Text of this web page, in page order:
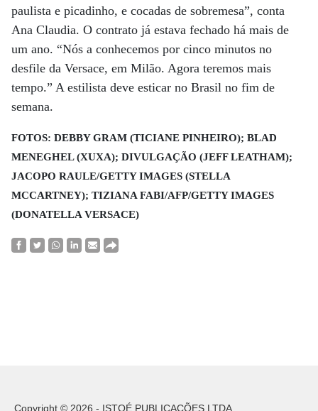
paulista e picadinho, e cocadas de sobremesa”, conta
Ana Claudia. O contrato já estava fechado há mais de
um ano. “Nós a conhecemos por cinco minutos no
desfile da Versace, em Milão. Agora teremos mais
tempo.” A estilista deve esticar no Brasil no fim de
semana.
FOTOS: DEBBY GRAM (TICIANE PINHEIRO); BLAD
MENEGHEL (XUXA); DIVULGAÇÃO (JEFF LEATHAM);
JACOPO RAULE/GETTY IMAGES (STELLA
MCCARTNEY); TIZIANA FABI/AFP/GETTY IMAGES
(DONATELLA VERSACE)
Copyright © 2026 - ISTOÉ PUBLICAÇÕES LTDA